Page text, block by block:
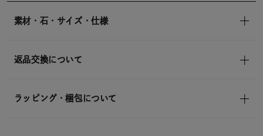
素材・石・サイズ・仕様
返品交換について
ラッピング・梱包について